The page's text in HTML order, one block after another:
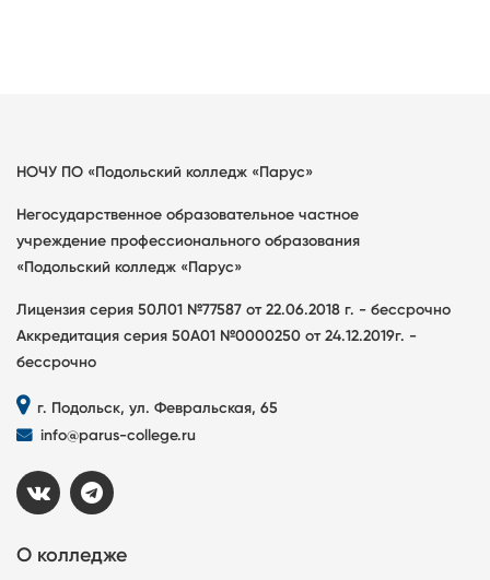
НОЧУ ПО «Подольский колледж «Парус»
Негосударственное образовательное частное
учреждение профессионального образования
«Подольский колледж «Парус»
Лицензия серия 50Л01 №77587 от 22.06.2018 г. - бессрочно
Аккредитация серия 50А01 №0000250 от 24.12.2019г. -
бессрочно
г. Подольск, ул. Февральская, 65
info@parus-college.ru
О колледже